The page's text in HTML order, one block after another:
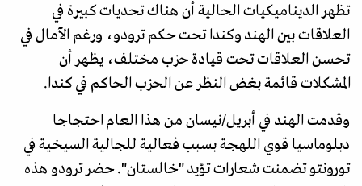
تظهر الديناميكيات الحالية أن هناك تحديات كبيرة في
العلاقات بين الهند وكندا تحت حكم ترودو، ورغم الآمال في
تحسن العلاقات تحت قيادة حزب مختلف، يظهر أن
المشكلات قائمة بغض النظر عن الحزب الحاكم في كندا.
وقدمت الهند في أبريل/نيسان من هذا العام احتجاجا
دبلوماسيا قوي اللهجة بسبب فعالية للجالية السيخية في
تورونتو تضمنت شعارات تؤيد "خالستان". حضر ترودو هذه